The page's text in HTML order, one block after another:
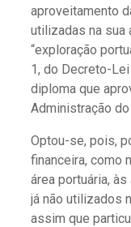
aproveitamento
utilizadas na sua
“exploração
1, do Decreto-
diploma que
Administração do
Optou-se, pois,
financeira, como
área portuária,
já não utilizados
assim que